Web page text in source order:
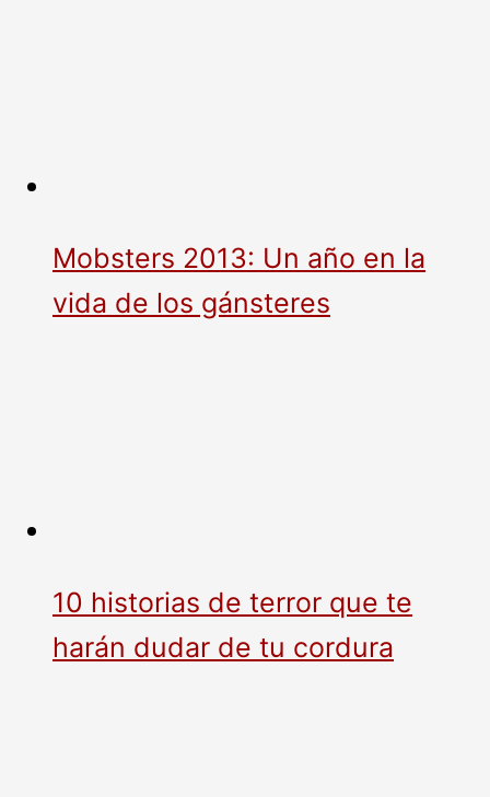
Mobsters 2013: Un año en la
vida de los gánsteres
10 historias de terror que te
harán dudar de tu cordura